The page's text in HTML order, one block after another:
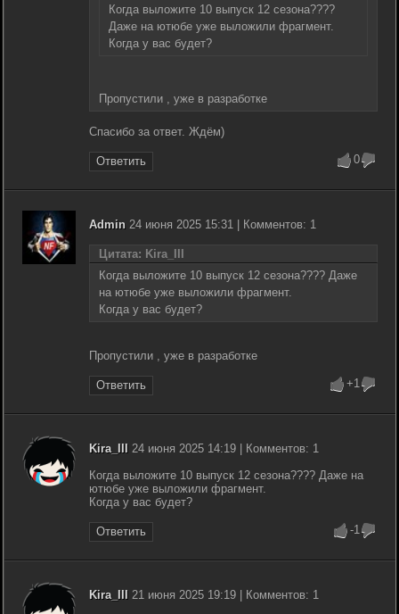
Когда выложите 10 выпуск 12 сезона????
Даже на ютюбе уже выложили фрагмент.
Когда у вас будет?
Пропустили , уже в разработке
Спасибо за ответ. Ждём)
Ответить 0
Admin 24 июня 2025 15:31 | Комментов: 1
Цитата: Kira_III
Когда выложите 10 выпуск 12 сезона???? Даже
на ютюбе уже выложили фрагмент.
Когда у вас будет?
Пропустили , уже в разработке
Ответить +1
Kira_III 24 июня 2025 14:19 | Комментов: 1
Когда выложите 10 выпуск 12 сезона???? Даже на
ютюбе уже выложили фрагмент.
Когда у вас будет?
Ответить -1
Kira_III 21 июня 2025 19:19 | Комментов: 1